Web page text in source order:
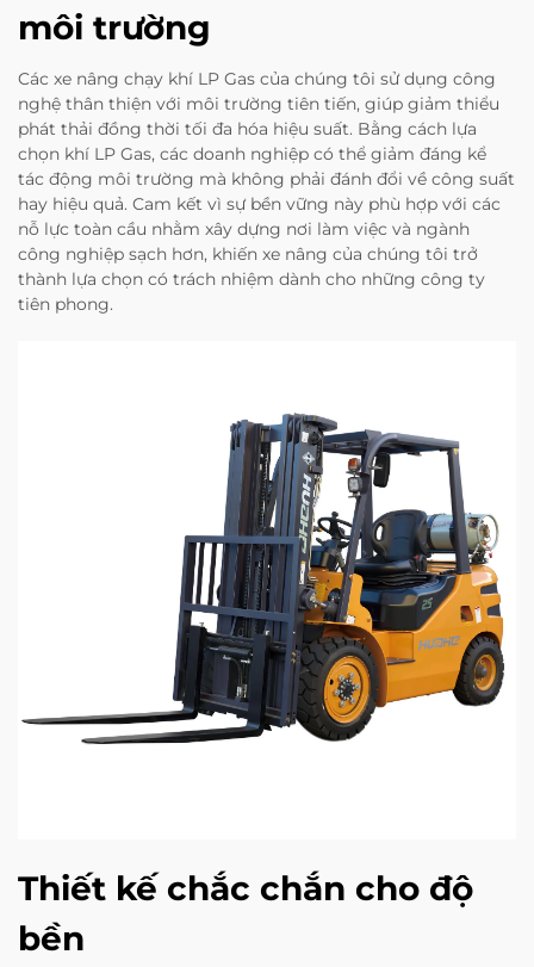
môi trường
Các xe nâng chạy khí LP Gas của chúng tôi sử dụng công
nghệ thân thiện với môi trường tiên tiến, giúp giảm thiểu
phát thải đồng thời tối đa hóa hiệu suất. Bằng cách lựa
chọn khí LP Gas, các doanh nghiệp có thể giảm đáng kể
tác động môi trường mà không phải đánh đổi về công suất
hay hiệu quả. Cam kết vì sự bền vững này phù hợp với các
nỗ lực toàn cầu nhằm xây dựng nơi làm việc và ngành
công nghiệp sạch hơn, khiến xe nâng của chúng tôi trở
thành lựa chọn có trách nhiệm dành cho những công ty
tiên phong.
Thiết kế chắc chắn cho độ
bền